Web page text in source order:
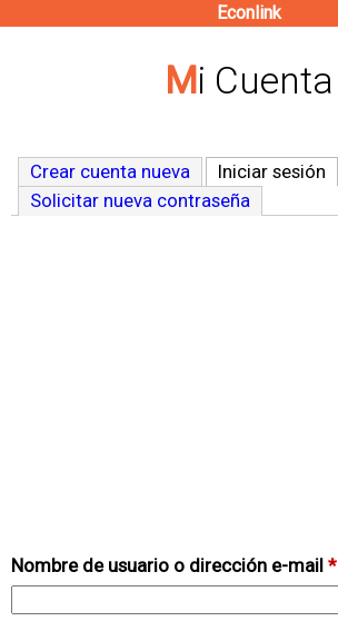
contenido
Econlink
Mi Cuenta
Crear cuenta nueva Iniciar sesión
Solicitar nueva contraseña
Nombre de usuario o dirección e-mail *